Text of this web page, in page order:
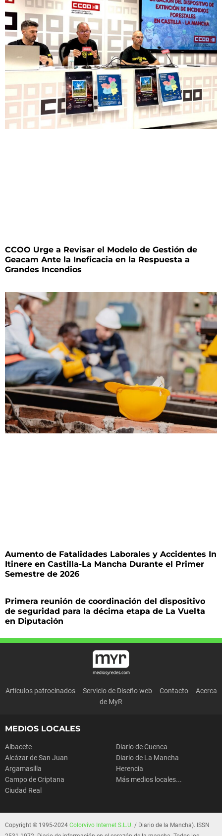
CCOO Urge a Revisar el Modelo de Gestión de
Geacam Ante la Ineficacia en la Respuesta a
Grandes Incendios
Aumento de Fatalidades Laborales y Accidentes In
Itinere en Castilla-La Mancha Durante el Primer
Semestre de 2026
Primera reunión de coordinación del dispositivo
de seguridad para la décima etapa de La Vuelta
en Diputación
Artículos patrocinados Servicio de Diseño web Contacto
Acerca
de MyR
MEDIOS LOCALES
Albacete
Alcázar de San Juan
Argamasilla
Campo de Criptana
Ciudad Real
Diario de Cuenca
Diario de La Mancha
Herencia
Más medios locales...
Copyright © 1995-2024 Colorvivo Internet S.L.U. / Diario de la Mancha). ISSN